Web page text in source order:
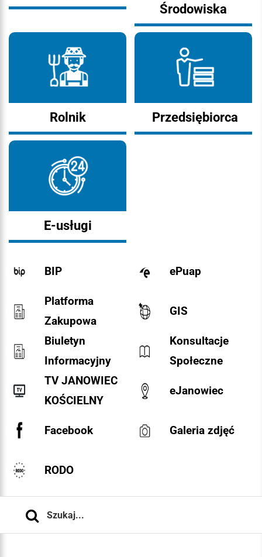
Środowiska
Rolnik Przedsiębiorca
E-usługi
BIP ePuap
Platforma
Zakupowa
GIS
Biuletyn
Informacyjny
Konsultacje
Społeczne
TV JANOWIEC
KOŚCIELNY
eJanowiec
Facebook Galeria zdjęć
RODO